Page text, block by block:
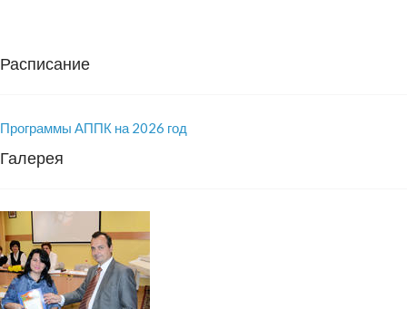
Расписание
Программы АППК на 2026 год
Галерея